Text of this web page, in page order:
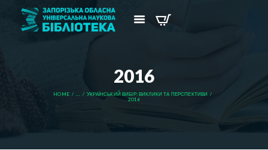
2016
HOME ...
УКРАЇНСЬКИЙ ВИБІР: ВИКЛИКИ ТА ПЕРСПЕКТИВИ
2016